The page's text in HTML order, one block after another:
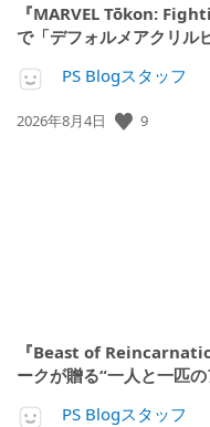
『MARVEL Tōkon:
で「デフォルメアクリル
PS Blogスタッフ
公
2026年8月4日 9
『Beast of
ークが贈る“一人と一匹の
PS Blogスタッフ